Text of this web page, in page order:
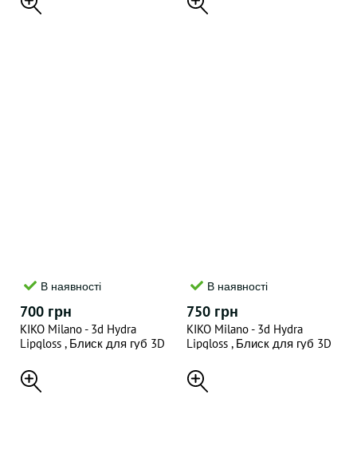
В наявності
700 грн
KIKO Milano - 3d Hydra
Lipgloss , Блиск для губ 3D
В наявності
750 грн
KIKO Milano - 3d Hydra
Lipgloss , Блиск для губ 3D